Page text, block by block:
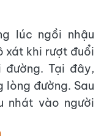
lúc ngồi nhậu
xát khi rượt đuổi
Tại đây,
lòng đường. Sau
nhát vào người